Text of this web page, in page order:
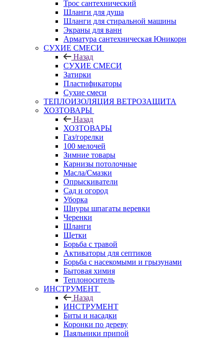
Трос сантехнический
Шланги для душа
Шланги для стиральной машины
Экраны для ванн
Арматура сантехническая Юникорн
СУХИЕ СМЕСИ
Назад
СУХИЕ СМЕСИ
Затирки
Пластификаторы
Сухие смеси
ТЕПЛОИЗОЛЯЦИЯ ВЕТРОЗАЩИТА
ХОЗТОВАРЫ
Назад
ХОЗТОВАРЫ
Газ/горелки
100 мелочей
Зимние товары
Карнизы потолочные
Масла/Смазки
Опрыскиватели
Сад и огород
Уборка
Шнуры шпагаты веревки
Черенки
Шланги
Щетки
Борьба с травой
Активаторы для септиков
Борьба с насекомыми и грызунами
Бытовая химия
Теплоноситель
ИНСТРУМЕНТ
Назад
ИНСТРУМЕНТ
Биты и насадки
Коронки по дереву
Паяльники припой